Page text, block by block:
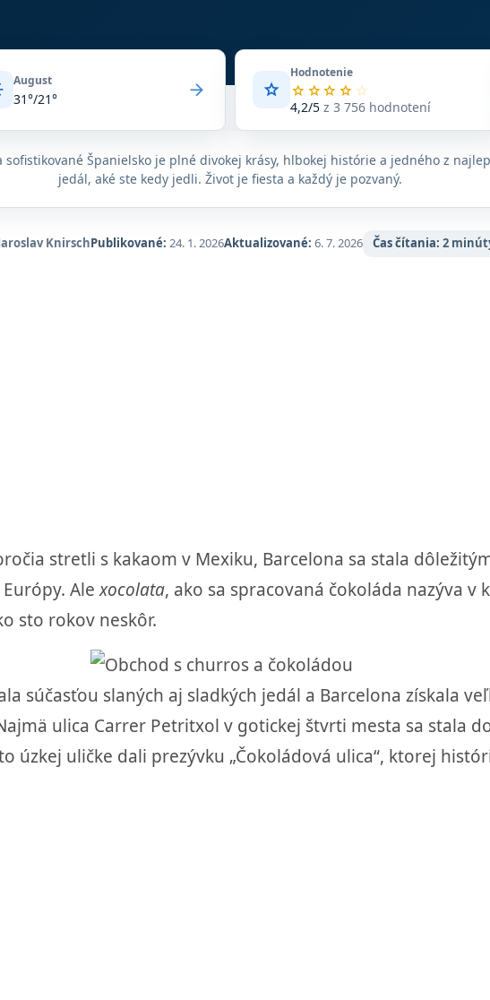
August
31°/21° arrow_forward star
Hodnotenie
star star star star star
4,2/5z 3 756 hodnotení
Priemerné
hodnotenie
5
na
základe
3 756
na
Google
sofistikované Španielsko je plné divokej krásy, hlbokej histórie a jedného z
jedál, aké ste kedy jedli. Život je fiesta a každý je pozvaný.
KnirschPublikované: 24. 1. 2026Aktualizované: 6. 7. 2026 Čas čítania: 2
stretli s kakaom v Mexiku, Barcelona sa stala
Alexocolata, ako sa spracovaná čokoláda nazýva v
sto rokov neskôr.
súčasťou slaných aj sladkých jedál a Barcelona získala
ulica Carrer Petritxol v gotickej štvrti mesta sa stala
úzkej uličke dali prezývku „Čokoládová ulica“, ktorej